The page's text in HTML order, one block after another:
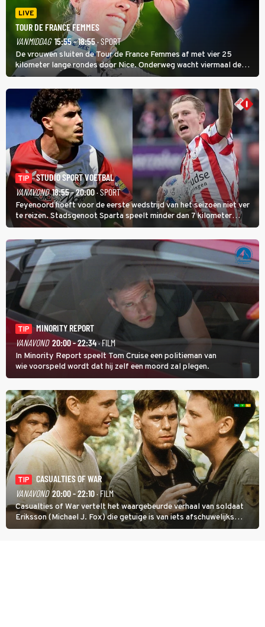
LIVE
TOUR DE FRANCE FEMMES
VANMIDDAG 15:55 - 18:55· SPORT
De vrouwen sluiten de Tour de France Femmes af met vier 25
kilometer lange rondes door Nice. Onderweg wacht viermaal de
zware Col d'Èze. Aan de finish op de Promenade des Anglais krijgt
de eindwinnaar de laatste gele trui.
TIP
STUDIO SPORT VOETBAL
VANAVOND 18:55 - 20:00· SPORT
Feyenoord hoeft voor de eerste wedstrijd van het seizoen niet ver
te reizen. Stadsgenoot Sparta speelt minder dan 7 kilometer
verderop. Feyenoord trok de Spaanse spits Nacho Ferri aan van
KVC Westerlo uit België.
TIP
MINORITY REPORT
VANAVOND 20:00 - 22:34· FILM
In Minority Report speelt Tom Cruise een politieman van
wie voorspeld wordt dat hij zelf een moord zal plegen.
TIP
CASUALTIES OF WAR
VANAVOND 20:00 - 22:10· FILM
Casualties of War vertelt het waargebeurde verhaal van soldaat
Eriksson (Michael J. Fox) die getuige is van iets afschuwelijks
tijdens de Vietnamoorlog. Hij besluit uit de school te klappen.